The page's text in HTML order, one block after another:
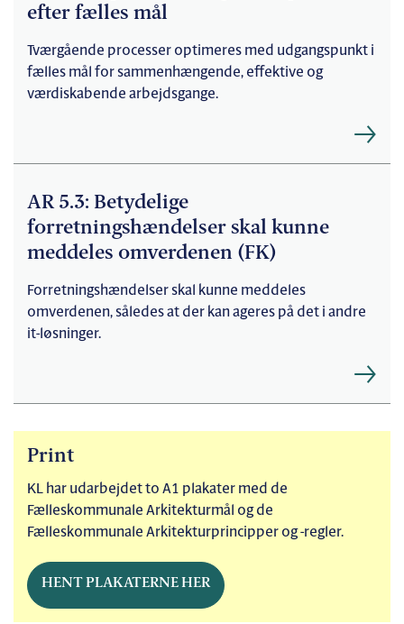
efter fælles mål
Tværgående processer optimeres med udgangspunkt i
fælles mål for sammenhængende, effektive og
værdiskabende arbejdsgange.
AR 5.3: Betydelige
forretningshændelser skal kunne
meddeles omverdenen (FK)
Forretningshændelser skal kunne meddeles
omverdenen, således at der kan ageres på det i andre
it-løsninger.
Print
KL har udarbejdet to A1 plakater med de
Fælleskommunale Arkitekturmål og de
Fælleskommunale Arkitekturprincipper og -regler.
HENT PLAKATERNE HER